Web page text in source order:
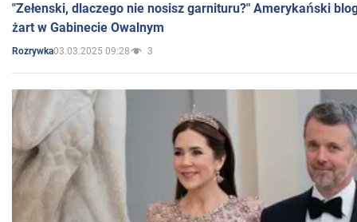
"Zełenski, dlaczego nie nosisz garnituru?" Amerykański
żart w Gabinecie Owalnym
Rozrywka03.03.2025 09:28 3